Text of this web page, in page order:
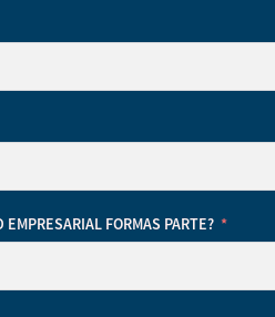
FORMAS PARTE?